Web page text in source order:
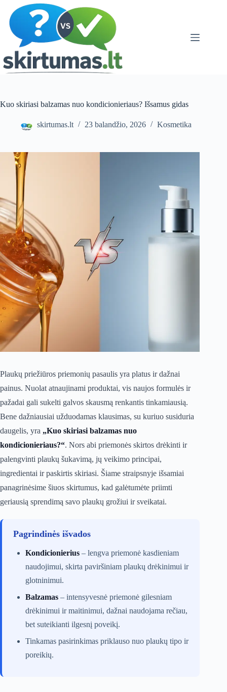
content
Kuo skiriasi balzamas nuo kondicionieriaus? Išsamus gidas
skirtumas.lt 23 balandžio, 2026 Kosmetika
Plaukų priežiūros priemonių pasaulis yra platus ir dažnai
painus. Nuolat atnaujinami produktai, vis naujos formulės ir
pažadai gali sukelti galvos skausmą renkantis tinkamiausią.
Bene dažniausiai užduodamas klausimas, su kuriuo susiduria
daugelis, yra „Kuo skiriasi balzamas nuo
kondicionieriaus?“. Nors abi priemonės skirtos drėkinti ir
palengvinti plaukų šukavimą, jų veikimo principai,
ingredientai ir paskirtis skiriasi. Šiame straipsnyje išsamiai
panagrinėsime šiuos skirtumus, kad galėtumėte priimti
geriausią sprendimą savo plaukų grožiui ir sveikatai.
Pagrindinės išvados
Kondicionierius – lengva priemonė kasdieniam
naudojimui, skirta paviršiniam plaukų drėkinimui ir
glotninimui.
Balzamas – intensyvesnė priemonė gilesniam
drėkinimui ir maitinimui, dažnai naudojama rečiau,
bet suteikianti ilgesnį poveikį.
Tinkamas pasirinkimas priklauso nuo plaukų tipo ir
poreikių.